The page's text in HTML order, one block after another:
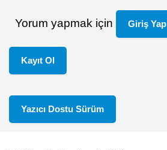
Yorum yapmak için Giriş Yap
Kayıt Ol
Yazıcı Dostu Sürüm